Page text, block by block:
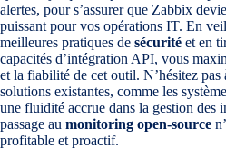
alertes, pour s’assurer que Zabbix
puissant pour vos opérations IT. En
meilleures pratiques de sécurité et en
capacités d’intégration API, vous
et la fiabilité de cet outil. N’hésitez pas
solutions existantes, comme les
une fluidité accrue dans la gestion des
passage au monitoring open-source
profitable et proactif.